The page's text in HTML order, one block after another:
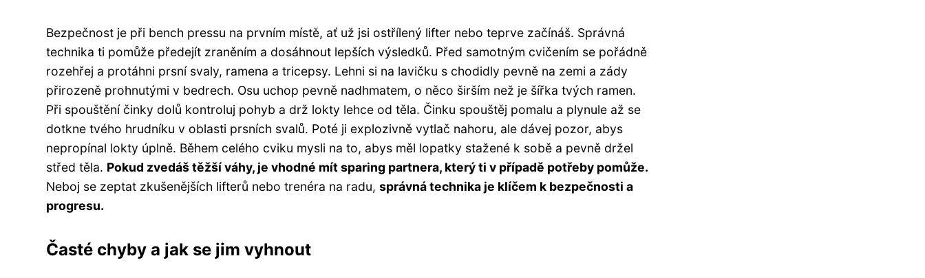
Bezpečnost je při bench pressu na prvním místě, ať už jsi ostřílený lifter nebo teprve začínáš. Správná
technika ti pomůže předejít zraněním a dosáhnout lepších výsledků. Před samotným cvičením se pořádně
rozehřej a protáhni prsní svaly, ramena a tricepsy. Lehni si na lavičku s chodidly pevně na zemi a zády
přirozeně prohnutými v bedrech. Osu uchop pevně nadhmatem, o něco širším než je šířka tvých ramen.
Při spouštění činky dolů kontroluj pohyb a drž lokty lehce od těla. Činku spouštěj pomalu a plynule až se
dotkne tvého hrudníku v oblasti prsních svalů. Poté ji explozivně vytlač nahoru, ale dávej pozor, abys
nepropínal lokty úplně. Během celého cviku mysli na to, abys měl lopatky stažené k sobě a pevně držel
střed těla. Pokud zvedáš těžší váhy, je vhodné mít sparing partnera, který ti v případě potřeby pomůže.
Neboj se zeptat zkušenějších lifterů nebo trenéra na radu, správná technika je klíčem k bezpečnosti a
progresu.
Časté chyby a jak se jim vyhnout